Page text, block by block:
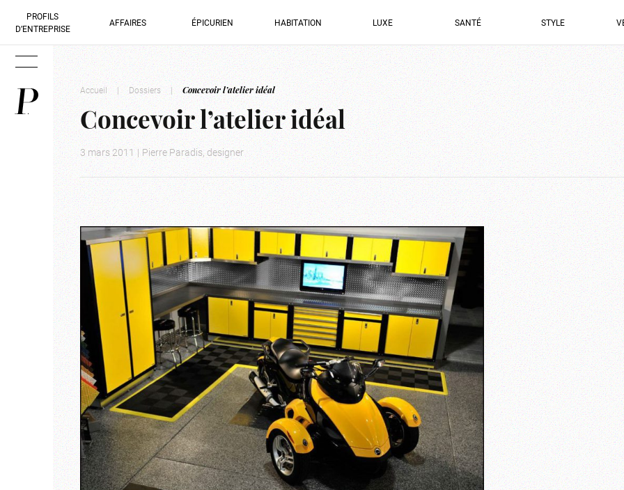
PROFILS
D’ENTREPRISE
AFFAIRES ÉPICURIEN HABITATION LUXE SANTÉ STYLE
Accueil | Dossiers | Concevoir l’atelier idéal
Concevoir l’atelier idéal
3 mars 2011 | Pierre Paradis, designer